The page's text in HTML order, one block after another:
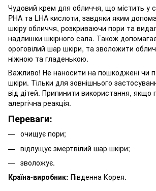
Чудовий крем для обличчя, що містить у
PHA та LHA кислоти, завдяки яким
шкіру обличчя, розкриваючи пори та
надлишки шкірного сала. Також
ороговілий шар шкіри, та зволожити
ніжною та гладенькою.
Важливо! Не наносити на пошкоджені чи
шкіри. Тільки для зовнішнього
від дітей. Припинити використання, якщо
алергічна реакція.
Переваги:
очищує пори;
відлущує змертвілий шар шкіри;
зволожує.
Країна-виробник: Південна Корея.